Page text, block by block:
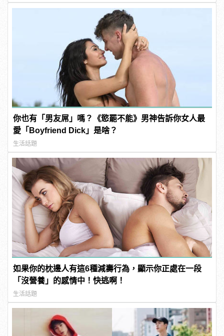
你也有「男友屌」嗎？《慾罷不能》男神告訴你女人最
愛「Boyfriend Dick」是啥？
生活話題
如果你的枕邊人有這6種減壽行為，顯示你正處在一段
「沒營養」的感情中！快逃啊！
生活話題